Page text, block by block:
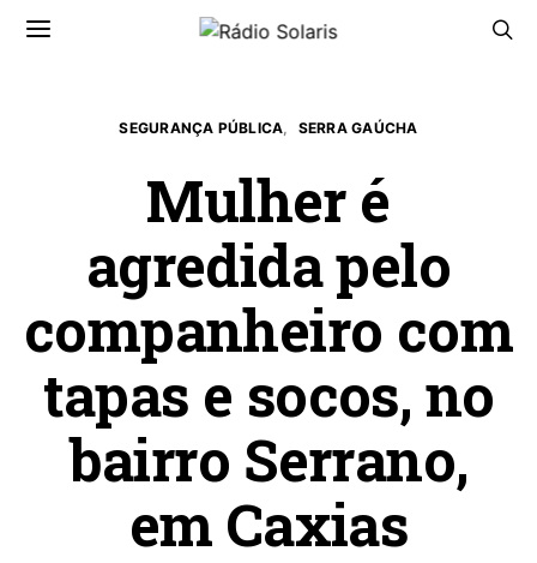
SEGURANÇA PÚBLICA SERRA GAÚCHA
Mulher é
agredida pelo
companheiro com
tapas e socos, no
bairro Serrano,
em Caxias